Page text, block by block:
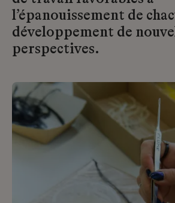
l’épanouissement de
développement de
perspectives.